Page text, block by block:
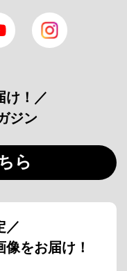
YouTube
け！／
ジン
ら
／
をお届け！